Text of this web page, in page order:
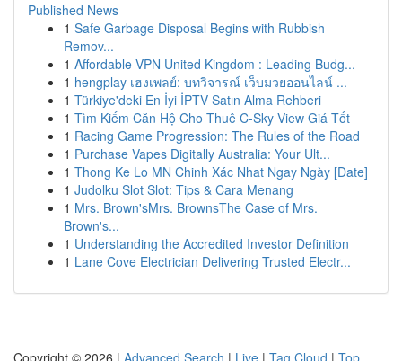
Published News
1 Safe Garbage Disposal Begins with Rubbish
Remov...
1 Affordable VPN United Kingdom : Leading Budg...
1 hengplay เฮงเพลย์: บทวิจารณ์ เว็บมวยออนไลน์ ...
1 Türkiye'deki En İyi İPTV Satın Alma Rehberi
1 Tìm Kiếm Căn Hộ Cho Thuê C-Sky View Giá Tốt
1 Racing Game Progression: The Rules of the Road
1 Purchase Vapes Digitally Australia: Your Ult...
1 Thong Ke Lo MN Chinh Xác Nhat Ngay Ngày [Date]
1 Judolku Slot Slot: Tips & Cara Menang
1 Mrs. Brown'sMrs. BrownsThe Case of Mrs.
Brown's...
1 Understanding the Accredited Investor Definition
1 Lane Cove Electrician Delivering Trusted Electr...
Copyright © 2026 | Advanced Search | Live | Tag Cloud | Top